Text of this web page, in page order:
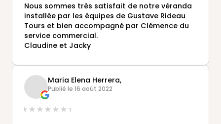
Nous sommes très satisfait de notre véranda
installée par les équipes de Gustave Rideau
Tours et bien accompagné par Clémence du
service commercial.
Claudine et Jacky
Maria Elena Herrera,
Publié le 16 août 2022